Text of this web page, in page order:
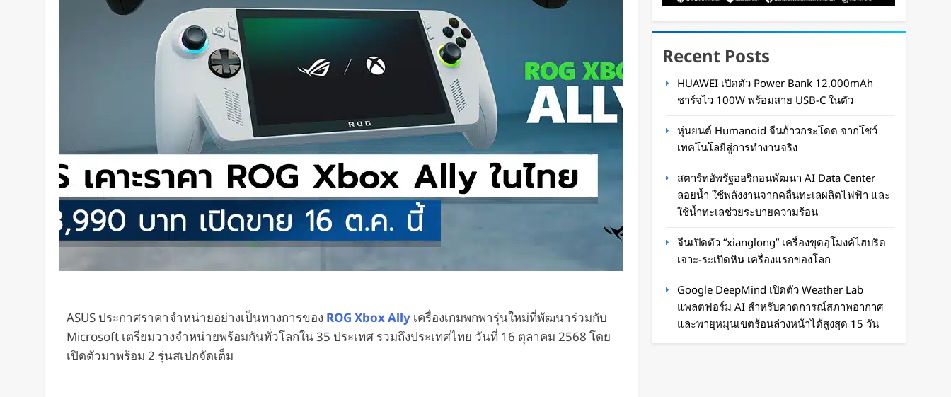
BlaBlaCar เปิดให้บริการในไทย แพลตฟอร์มคาร์พูล
ระหว่างเมือง ช่วยหารค่าน้ำมันและค่าทางด่วน
ASUS ประกาศราคาจำหน่ายอย่างเป็นทางการของ ROG Xbox Ally เครื่องเกมพกพารุ่นใหม่ที่พัฒนาร่วมกับ
Microsoft เตรียมวางจำหน่ายพร้อมกันทั่วโลกใน 35 ประเทศ รวมถึงประเทศไทย วันที่ 16 ตุลาคม 2568 โดย
เปิดตัวมาพร้อม 2 รุ่นสเปกจัดเต็ม
Recent Posts
HUAWEI เปิดตัว Power Bank 12,000mAh
ชาร์จไว 100W พร้อมสาย USB-C ในตัว
หุ่นยนต์ Humanoid จีนก้าวกระโดด จากโชว์
เทคโนโลยีสู่การทำงานจริง
สตาร์ทอัพรัฐออริกอนพัฒนา AI Data Center
ลอยน้ำ ใช้พลังงานจากคลื่นทะเลผลิตไฟฟ้า และ
ใช้น้ำทะเลช่วยระบายความร้อน
จีนเปิดตัว “xianglong” เครื่องขุดอุโมงค์ไฮบริด
เจาะ-ระเบิดหิน เครื่องแรกของโลก
Google DeepMind เปิดตัว Weather Lab
แพลตฟอร์ม AI สำหรับคาดการณ์สภาพอากาศ
และพายุหมุนเขตร้อนล่วงหน้าได้สูงสุด 15 วัน